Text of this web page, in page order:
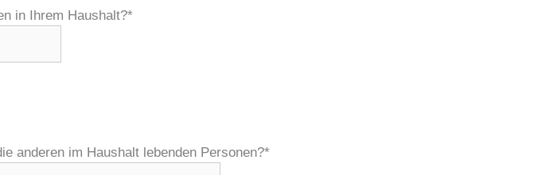
in Ihrem Haushalt?*
anderen im Haushalt lebenden Personen?*